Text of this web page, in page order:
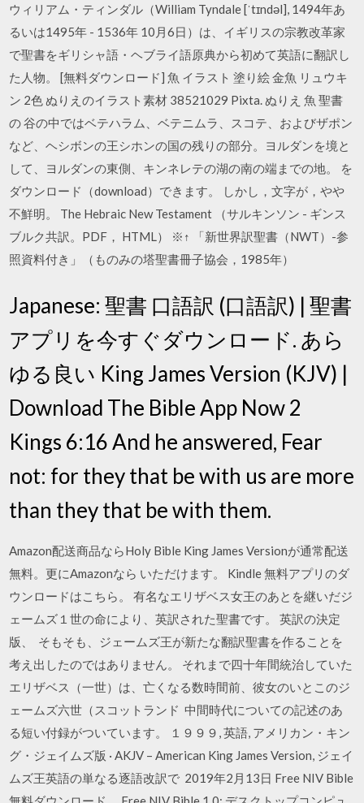
ウィリアム・ティンダル（William Tyndale [ˈtɪndəl], 1494年あ
るいは1495年 - 1536年 10月6日）は、イギリスの宗教改革家
で聖書をギリシャ語・ヘブライ語原典から初めて英語に翻訳し
た人物。 [無料ダウンロード] 魚 イラスト 塗り絵 金魚 リュウキ
ン 2色 ぬりえのイラスト素材 38521029 Pixta. ぬりえ 魚 聖書
の 谷の中ではベテハラム、ベテニムラ、スコテ、およびザポン
など、ヘシボンの王シホンの国の残りの部分。ヨルダンを境と
して、ヨルダンの東側、キンネレテの湖の南の端までの地。 を
ダウンロード（download）できます。 しかし，文字が，やや
不鮮明。 The Hebraic New Testament （サルキンソン - ギンス
ブルク共訳。PDF， HTML） ※↑ 「新世界訳聖書（NWT）-参
照資料付き」（ものみの塔聖書冊子協会，1985年）
Japanese: 聖書 口語訳 (口語訳) | 聖書
アプリを今すぐダウンロード. あら
ゆる良い King James Version (KJV) |
Download The Bible App Now 2
Kings 6:16 And he answered, Fear
not: for they that be with us are more
than they that be with them.
Amazon配送商品ならHoly Bible King James Versionが通常配送
無料。更にAmazonなら いただけます。 Kindle 無料アプリのダ
ウンロードはこちら。 有名なエリザベス女王のあとを継いだジ
ェームズ１世の命により、英訳された聖書です。 英訳の決定
版、 そもそも、ジェームズ王が新たな翻訳聖書を作ることを
考え出したのではありません。 それまで四十年間統治していた
エリザベス（一世）は、亡くなる数時間前、彼女のいとこのジ
ェームズ六世（スコットランド 中間時代についての記述のあ
る短い付録がついています。 １９９９, 英語, アメリカン・キン
グ・ジェイムズ版 · AKJV – American King James Version, ジェイ
ムズ王英語の単なる逐語改訳で 2019年2月13日 Free NIV Bible